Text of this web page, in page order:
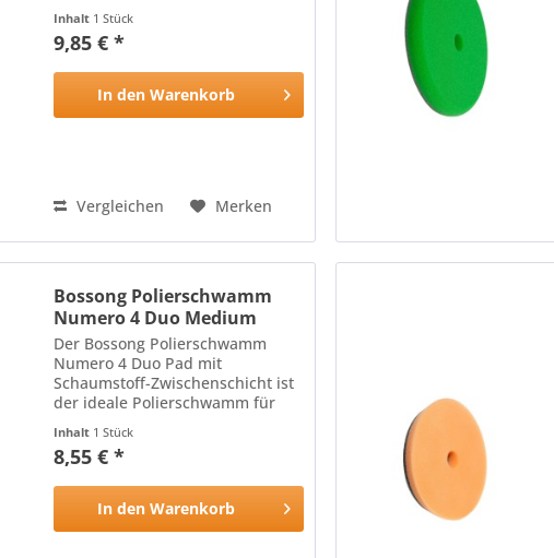
hitzebeständige Oberfläche des
Polierschwamms mit
wird durch die...
Inhalt 1 Stück
9,85 € *
In den Warenkorb
Vergleichen Merken
Bossong Polierschwamm
Numero 4 Duo Medium
125mm
Der Bossong Polierschwamm
Numero 4 Duo Pad mit
Schaumstoff-Zwischenschicht ist
der ideale Polierschwamm für
hitzebeständige Oberfläche des
Polierschwamms mit
schneidenden Eigenschaften
wird durch die...
Inhalt 1 Stück
8,55 € *
In den Warenkorb